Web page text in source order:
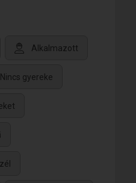
Alkalmazott
Nincs gyereke